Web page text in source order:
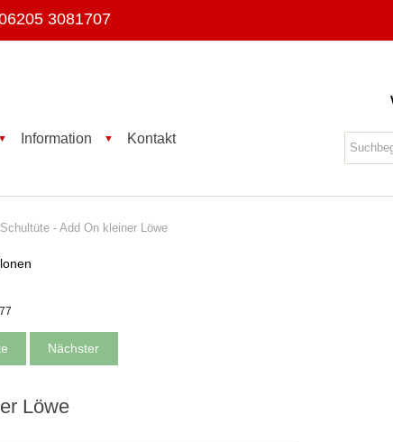
3081707
▼ Information ▼ Kontakt
- Add On kleiner Löwe
Nächster
Löwe